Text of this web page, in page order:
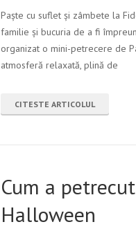
Paște cu suflet și zâmbete la
familie și bucuria de a fi
organizat o mini-petrecere de
atmosferă relaxată, plină de
CITESTE ARTICOLUL
Cum a
Halloween